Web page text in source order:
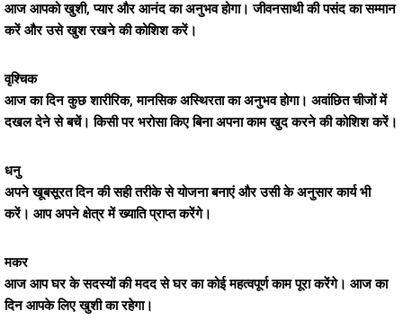
आज आपको खुशी, प्यार और आनंद का अनुभव होगा। जीवनसाथी की पसंद का सम्मान
करें और उसे खुश रखने की कोशिश करें।
वृश्चिक
आज का दिन कुछ शारीरिक, मानसिक अस्थिरता का अनुभव होगा। अवांछित चीजों में
दखल देने से बचें। किसी पर भरोसा किए बिना अपना काम खुद करने की कोशिश करें।
धनु
अपने खूबसूरत दिन की सही तरीके से योजना बनाएं और उसी के अनुसार कार्य भी
करें। आप अपने क्षेत्र में ख्याति प्राप्त करेंगे।
मकर
आज आप घर के सदस्यों की मदद से घर का कोई महत्वपूर्ण काम पूरा करेंगे। आज का
दिन आपके लिए खुशी का रहेगा।